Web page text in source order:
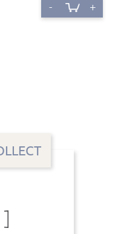
- +